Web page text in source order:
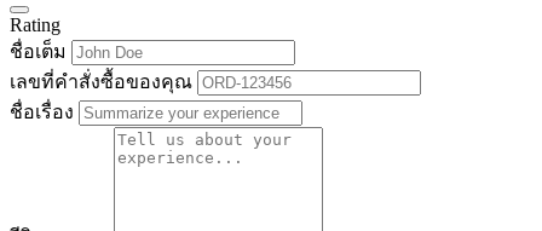
Rating
ชื่อเต็ม
เลขที่คำสั่งซื้อของคุณ
ชื่อเรื่อง